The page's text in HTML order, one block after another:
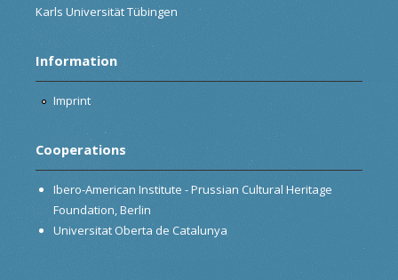
Karls Universität Tübingen
Information
Imprint
Cooperations
Ibero-American Institute - Prussian Cultural Heritage
Foundation, Berlin
Universitat Oberta de Catalunya